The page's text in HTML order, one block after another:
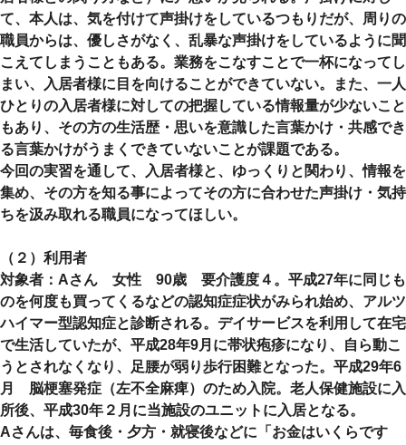
て、本人は、気を付けて声掛けをしているつもりだが、周りの
職員からは、優しさがなく、乱暴な声掛けをしているように聞
こえてしまうこともある。業務をこなすことで一杯になってし
まい、入居者様に目を向けることができていない。また、一人
ひとりの入居者様に対しての把握している情報量が少ないこと
もあり、その方の生活歴・思いを意識した言葉かけ・共感でき
る言葉かけがうまくできていないことが課題である。
今回の実習を通して、入居者様と、ゆっくりと関わり、情報を
集め、その方を知る事によってその方に合わせた声掛け・気持
ちを汲み取れる職員になってほしい。
（２）利用者
対象者：Aさん 女性 90歳 要介護度４。平成27年に同じも
のを何度も買ってくるなどの認知症症状がみられ始め、アルツ
ハイマー型認知症と診断される。デイサービスを利用して在宅
で生活していたが、平成28年9月に帯状疱疹になり、自ら動こ
うとされなくなり、足腰が弱り歩行困難となった。平成29年6
月 脳梗塞発症（左不全麻痺）のため入院。老人保健施設に入
所後、平成30年２月に当施設のユニットに入居となる。
Aさんは、毎食後・夕方・就寝後などに「お金はいくらです